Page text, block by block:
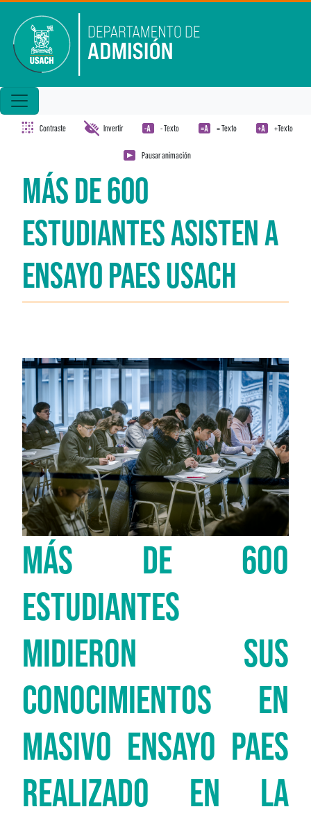
Contraste Invertir - Texto = Texto +Texto
Pausar animación
MÁS DE 600
ESTUDIANTES ASISTEN A
ENSAYO PAES USACH
MÁS DE 600
ESTUDIANTES
MIDIERON SUS
CONOCIMIENTOS EN
MASIVO ENSAYO PAES
REALIZADO EN LA